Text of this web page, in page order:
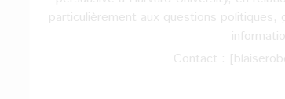
particulièrement aux questions
Contact :